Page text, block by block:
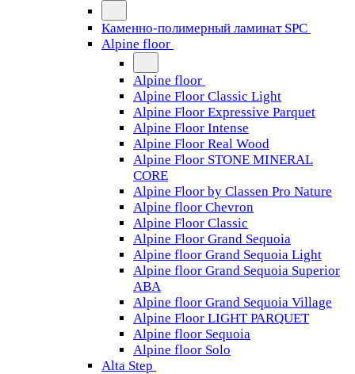
Каменно-полимерный ламинат SPC
Alpine floor
Alpine floor
Alpine Floor Classic Light
Alpine Floor Expressive Parquet
Alpine Floor Intense
Alpine Floor Real Wood
Alpine Floor STONE MINERAL
CORE
Alpine Floor by Classen Pro Nature
Alpine floor Chevron
Alpine Floor Classic
Alpine Floor Grand Sequoia
Alpine floor Grand Sequoia Light
Alpine floor Grand Sequoia Superior
ABA
Alpine floor Grand Sequoia Village
Alpine Floor LIGHT PARQUET
Alpine floor Sequoia
Alpine floor Solo
Alta Step